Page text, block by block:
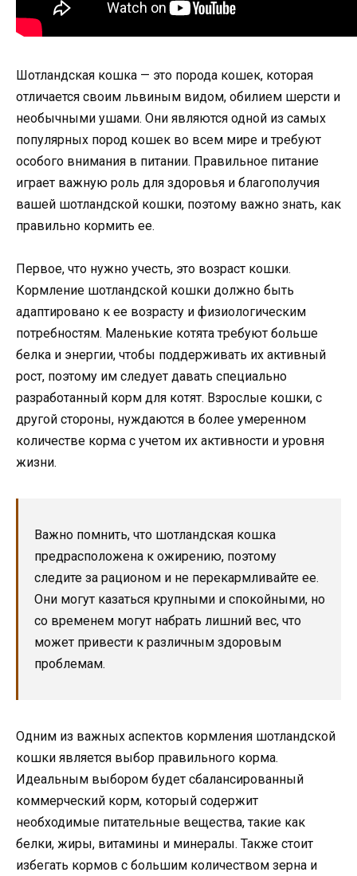
Шотландская кошка — это порода кошек, которая
отличается своим львиным видом, обилием шерсти и
необычными ушами. Они являются одной из самых
популярных пород кошек во всем мире и требуют
особого внимания в питании. Правильное питание
играет важную роль для здоровья и благополучия
вашей шотландской кошки, поэтому важно знать, как
правильно кормить ее.
Первое, что нужно учесть, это возраст кошки.
Кормление шотландской кошки должно быть
адаптировано к ее возрасту и физиологическим
потребностям. Маленькие котята требуют больше
белка и энергии, чтобы поддерживать их активный
рост, поэтому им следует давать специально
разработанный корм для котят. Взрослые кошки, с
другой стороны, нуждаются в более умеренном
количестве корма с учетом их активности и уровня
жизни.
Важно помнить, что шотландская кошка
предрасположена к ожирению, поэтому
следите за рационом и не перекармливайте ее.
Они могут казаться крупными и спокойными, но
со временем могут набрать лишний вес, что
может привести к различным здоровым
проблемам.
Одним из важных аспектов кормления шотландской
кошки является выбор правильного корма.
Идеальным выбором будет сбалансированный
коммерческий корм, который содержит
необходимые питательные вещества, такие как
белки, жиры, витамины и минералы. Также стоит
избегать кормов с большим количеством зерна и